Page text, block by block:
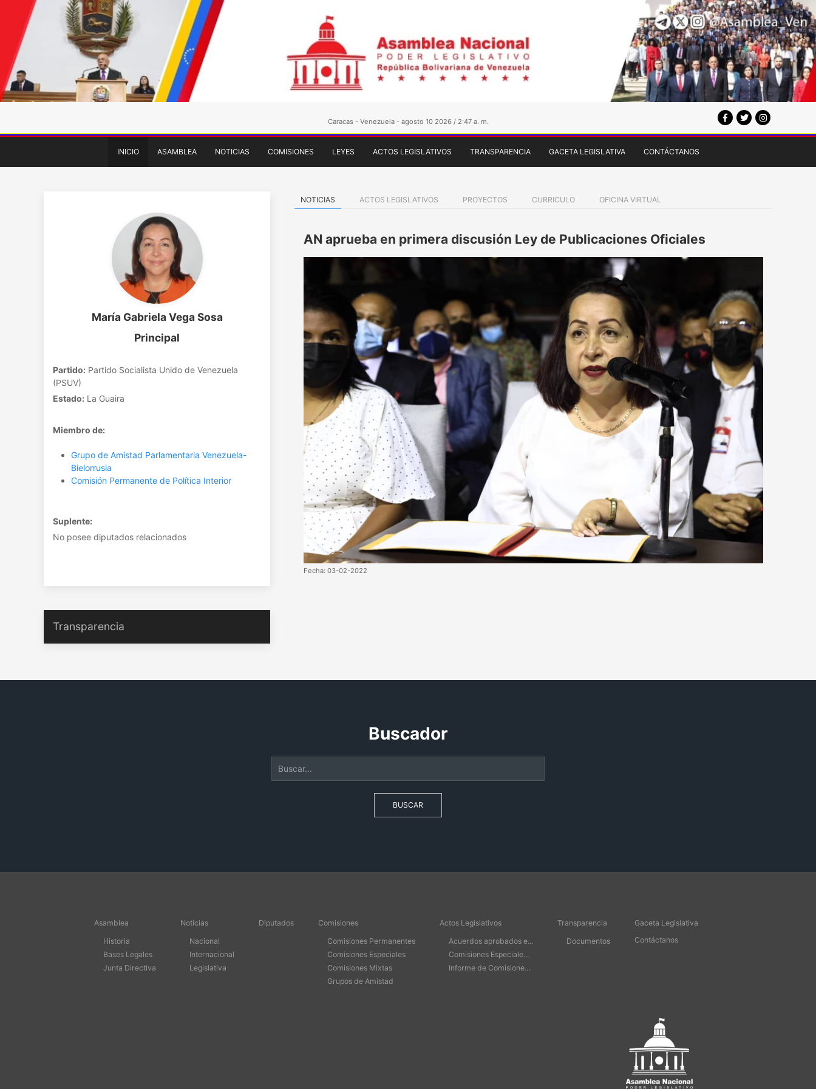
Caracas - Venezuela - agosto 10 2026 / 2:47 a. m.
INICIO ASAMBLEA NOTICIAS COMISIONES LEYES ACTOS LEGISLATIVOS TRANSPARENCIA GACETA LEGISLATIVA CONTÁCTANOS
María Gabriela Vega Sosa
Principal
Partido: Partido Socialista Unido de Venezuela
(PSUV)
Estado: La Guaira
Miembro de:
Grupo de Amistad Parlamentaria Venezuela-
Bielorrusia
Comisión Permanente de Política Interior
Suplente:
No posee diputados relacionados
Transparencia
NOTICIAS ACTOS LEGISLATIVOS PROYECTOS CURRICULO OFICINA VIRTUAL
AN aprueba en primera discusión Ley de Publicaciones Oficiales
Fecha: 03-02-2022
Buscador
BUSCAR
Asamblea
Historia
Bases Legales
Junta Directiva
Noticias
Nacional
Internacional
Legislativa
Diputados
Comisiones
Comisiones Permanentes
Comisiones Especiales
Comisiones Mixtas
Grupos de Amistad
Actos Legislativos
Acuerdos aprobados e...
Comisiones Especiale...
Informe de Comisione...
Transparencia
Documentos
Gaceta Legislativa
Contáctanos